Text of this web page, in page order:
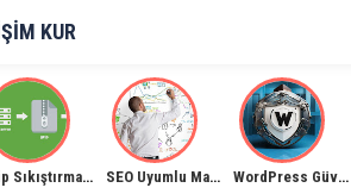
KUR
Gzip Sıkıştırma İle Site Hızlandırma SEO Uyumlu Makale Nedir, Nasıl Yazılır? WordPress Güvenliği Nasıl Sağlanır?